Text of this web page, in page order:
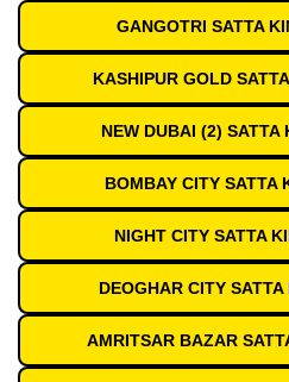
GANGOTRI SATTA
KASHIPUR GOLD
NEW DUBAI (2) SATTA
BOMBAY CITY SATTA
NIGHT CITY SATTA
DEOGHAR CITY
AMRITSAR BAZAR